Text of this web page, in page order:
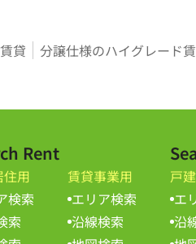
貸 分譲仕様のハイグレード
Rent
用
検索
索
賃貸事業用
エリア検索
沿線検索
戸
エ
沿